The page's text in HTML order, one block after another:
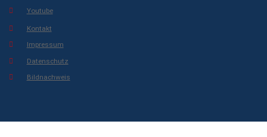
Youtube
Kontakt
Impressum
Datenschutz
Bildnachweis